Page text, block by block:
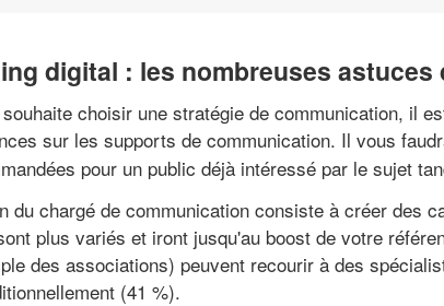
digital : les nombreuses
choisir une stratégie de communication, il
sur les supports de communication. Il vous
pour un public déjà intéressé par le sujet
du chargé de communication consiste à créer des
plus variés et iront jusqu'au boost de votre
des associations) peuvent recourir à des
(41 %).